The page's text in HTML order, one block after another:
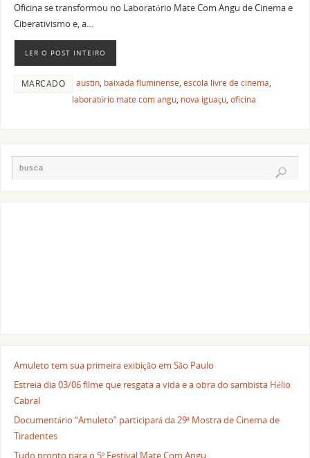
Oficina se transformou no Laboratório Mate Com Angu de Cinema e
Ciberativismo e, a…
LER O POST INTEIRO
MARCADO austin, baixada fluminense,escola livre de cinema,
laboratório mate com angu, nova iguaçu,oficina
Amuleto tem sua primeira exibição em São Paulo
Estreia dia 03/06 filme que resgata a vida e a obra do sambista Hélio
Cabral
Documentário “Amuleto” participará da 29ª Mostra de Cinema de
Tiradentes
Tudo pronto para o 5º Festival Mate Com Angu